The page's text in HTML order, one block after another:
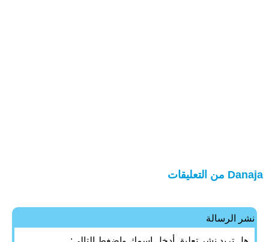
Danaja من التعليقات
نشر الرسالة